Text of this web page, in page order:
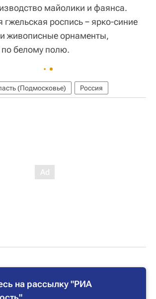
майолики и фаянса.
гжельская роспись − ярко-синие
живописные орнаменты,
белому полю.
(Подмосковье) Россия
на рассылку "РИА